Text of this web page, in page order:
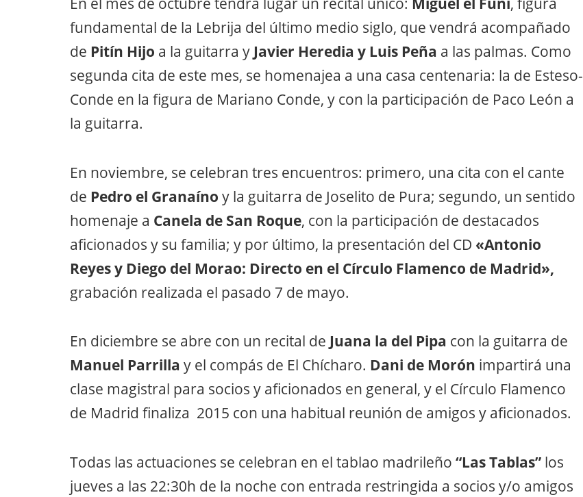
fundamental de la Lebrija del último medio siglo, que vendrá acompañado
de Pitín Hijo a la guitarra y Javier Heredia y Luis Peña a las palmas. Como
segunda cita de este mes, se homenajea a una casa centenaria: la de Esteso-
Conde en la figura de Mariano Conde, y con la participación de Paco León a
la guitarra.
En noviembre, se celebran tres encuentros: primero, una cita con el cante
de Pedro el Granaíno y la guitarra de Joselito de Pura; segundo, un sentido
homenaje a Canela de San Roque, con la participación de destacados
aficionados y su familia; y por último, la presentación del CD «Antonio
Reyes y Diego del Morao: Directo en el Círculo Flamenco de Madrid»,
grabación realizada el pasado 7 de mayo.
En diciembre se abre con un recital de Juana la del Pipa con la guitarra de
Manuel Parrilla y el compás de El Chícharo. Dani de Morón impartirá una
clase magistral para socios y aficionados en general, y el Círculo Flamenco
de Madrid finaliza 2015 con una habitual reunión de amigos y aficionados.
Todas las actuaciones se celebran en el tablao madrileño “Las Tablas” los
jueves a las 22:30h de la noche con entrada restringida a socios y/o amigos